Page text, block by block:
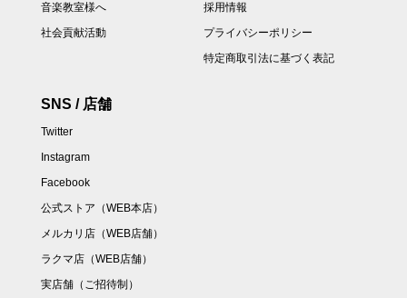
音楽教室様へ
社会貢献活動
採用情報
プライバシーポリシー
特定商取引法に基づく表記
SNS / 店舗
Twitter
Instagram
Facebook
公式ストア（WEB本店）
メルカリ店（WEB店舗）
ラクマ店（WEB店舗）
実店舗（ご招待制）